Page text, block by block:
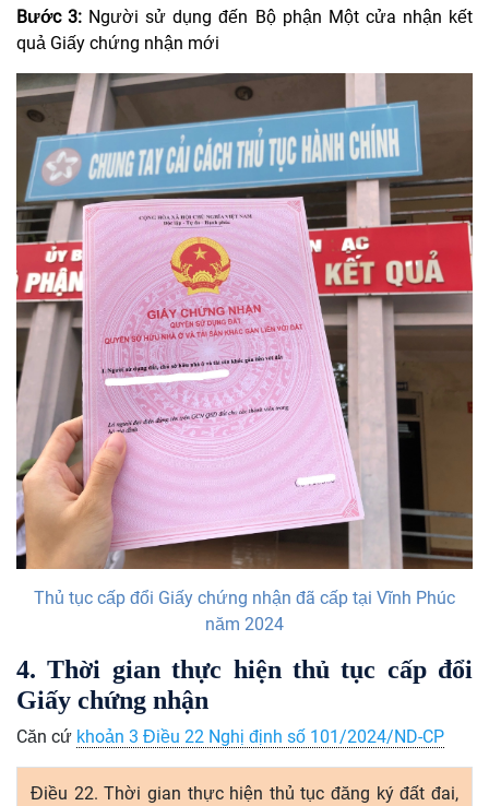
Bước 3: Người sử dụng đến Bộ phận Một cửa nhận kết
quả Giấy chứng nhận mới
Thủ tục cấp đổi Giấy chứng nhận đã cấp tại Vĩnh Phúc
năm 2024
4. Thời gian thực hiện thủ tục cấp đổi
Giấy chứng nhận
Căn cứ khoản 3 Điều 22 Nghị định số 101/2024/ND-CP
Điều 22. Thời gian thực hiện thủ tục đăng ký đất đai,